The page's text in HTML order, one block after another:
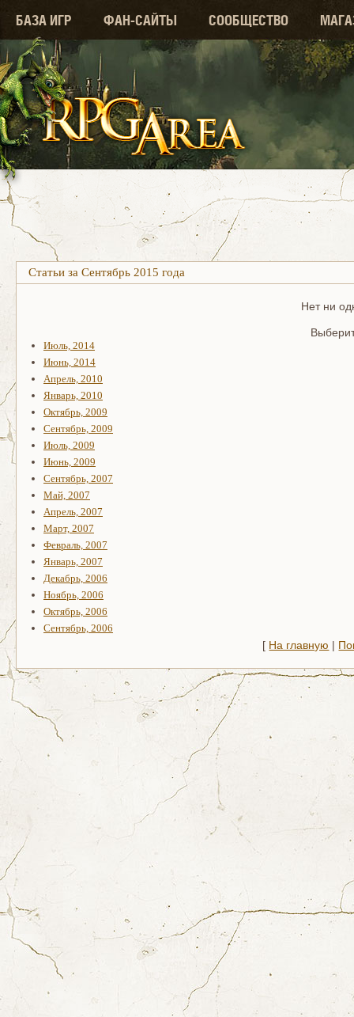
БАЗА ИГР ФАН-САЙТЫ СООБЩЕСТВО
Статьи за Сентябрь 2015 года
Нет ни
Июль, 2014
Июнь, 2014
Апрель, 2010
Январь, 2010
Октябрь, 2009
Сентябрь, 2009
Июль, 2009
Июнь, 2009
Сентябрь, 2007
Май, 2007
Апрель, 2007
Март, 2007
Февраль, 2007
Январь, 2007
Декабрь, 2006
Ноябрь, 2006
Октябрь, 2006
Сентябрь, 2006
[ На главную |